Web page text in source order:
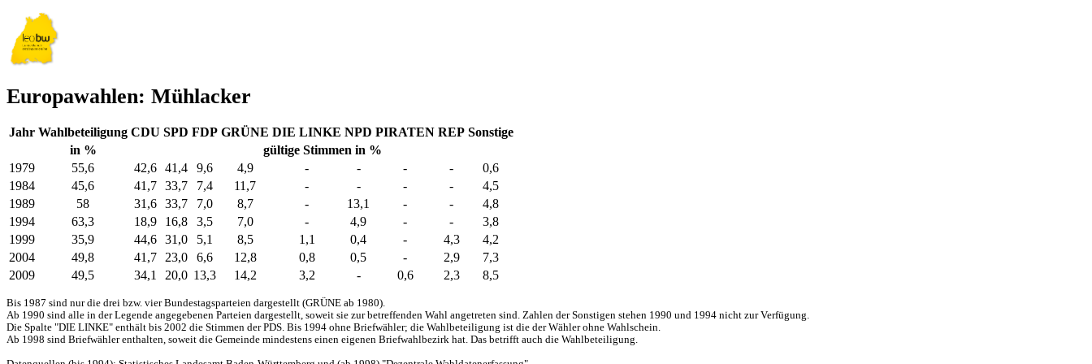
Europawahlen: Mühlacker
Jahr Wahlbeteiligung CDU SPD FDP GRÜNE DIE LINKE NPD PIRATEN REP Sonstige
in %
gültige Stimmen in %
1979
55,6 42,6 41,4 9,6 4,9 - - - -
0,6
1984
45,6 41,7 33,7 7,4 11,7 - - - -
4,5
1989
58 31,6 33,7 7,0 8,7 - 13,1 - -
4,8
1994
63,3 18,9 16,8 3,5 7,0 - 4,9 - -
3,8
1999
35,9 44,6 31,0 5,1 8,5 1,1 0,4 - 4,3
4,2
2004
49,8 41,7 23,0 6,6 12,8 0,8 0,5 - 2,9
7,3
2009
49,5 34,1 20,0 13,3 14,2 3,2 - 0,6 2,3 8,5
Bis 1987 sind nur die drei bzw. vier Bundestagsparteien dargestellt (GRÜNE ab 1980).
Ab 1990 sind alle in der Legende angegebenen Parteien dargestellt, soweit sie zur betreffenden Wahl angetreten sind. Zahlen der Sonstigen stehen 1990 und 1994 nicht zur Verfügung.
Die Spalte "DIE LINKE" enthält bis 2002 die Stimmen der PDS. Bis 1994 ohne Briefwähler; die Wahlbeteiligung ist die der Wähler ohne Wahlschein.
Ab 1998 sind Briefwähler enthalten, soweit die Gemeinde mindestens einen eigenen Briefwahlbezirk hat. Das betrifft auch die Wahlbeteiligung.